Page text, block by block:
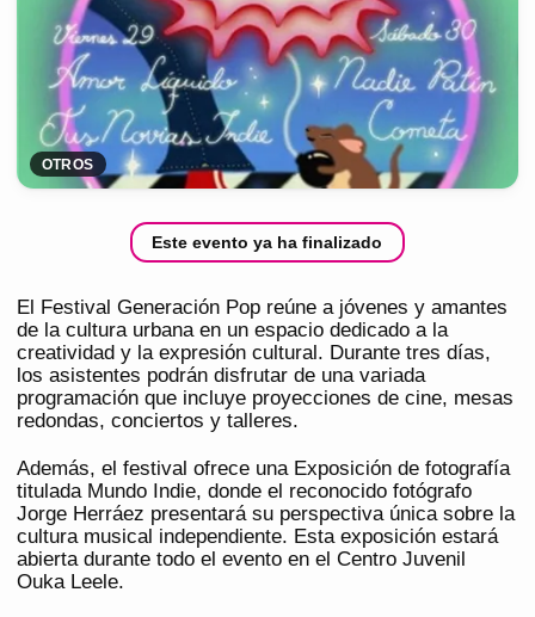
OTROS
Este evento ya ha finalizado
El Festival Generación Pop reúne a jóvenes y amantes
de la cultura urbana en un espacio dedicado a la
creatividad y la expresión cultural. Durante tres días,
los asistentes podrán disfrutar de una variada
programación que incluye proyecciones de cine, mesas
redondas, conciertos y talleres.
Además, el festival ofrece una Exposición de fotografía
titulada Mundo Indie, donde el reconocido fotógrafo
Jorge Herráez presentará su perspectiva única sobre la
cultura musical independiente. Esta exposición estará
abierta durante todo el evento en el Centro Juvenil
Ouka Leele.